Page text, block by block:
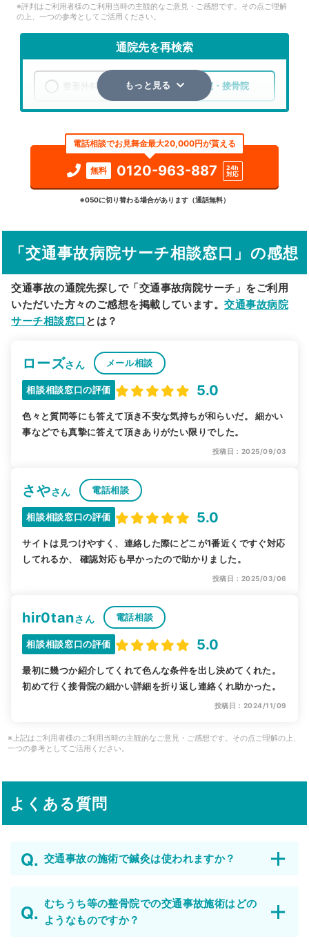
※評判はご利用者様のご利用当時の主観的なご意見・ご感想です。その点ご理解
の上、一つの参考としてご活用ください。
通院先を再検索
整形外科 整骨院・接骨院
検索する
詳細条件で絞り込む
駅から探す 院名から探す
もっと見る
電話相談でお見舞金最大20,000円が貰える
無料 0120-963-887
24h
対応
※050に切り替わる場合があります（通話無料）
「交通事故病院サーチ相談窓口」の感想
交通事故の通院先探しで「交通事故病院サーチ」をご利用
いただいた方々のご感想を掲載しています。交通事故病院
サーチ相談窓口 とは？
ローズさん メール相談
相談相談窓口の評価 5.0
色々と質問等にも答えて頂き不安な気持ちが和らいだ。 細かい
事などでも真摯に答えて頂きありがたい限りでした。
投稿日：2025/09/03
さやさん 電話相談
相談相談窓口の評価 5.0
サイトは見つけやすく、連絡した際にどこが1番近くですぐ対応
してれるか、 確認対応も早かったので助かりました。
投稿日：2025/03/06
hir0tanさん 電話相談
相談相談窓口の評価 5.0
最初に幾つか紹介してくれて色んな条件を出し決めてくれた。
初めて行く接骨院の細かい詳細を折り返し連絡くれ助かった。
投稿日：2024/11/09
※上記はご利用者様のご利用当時の主観的なご意見・ご感想です。その点ご理解の上、
一つの参考としてご活用ください。
よくある質問
交通事故の施術で鍼灸は使われますか？
むちうち等の整骨院での交通事故施術はどの
ようなものですか？